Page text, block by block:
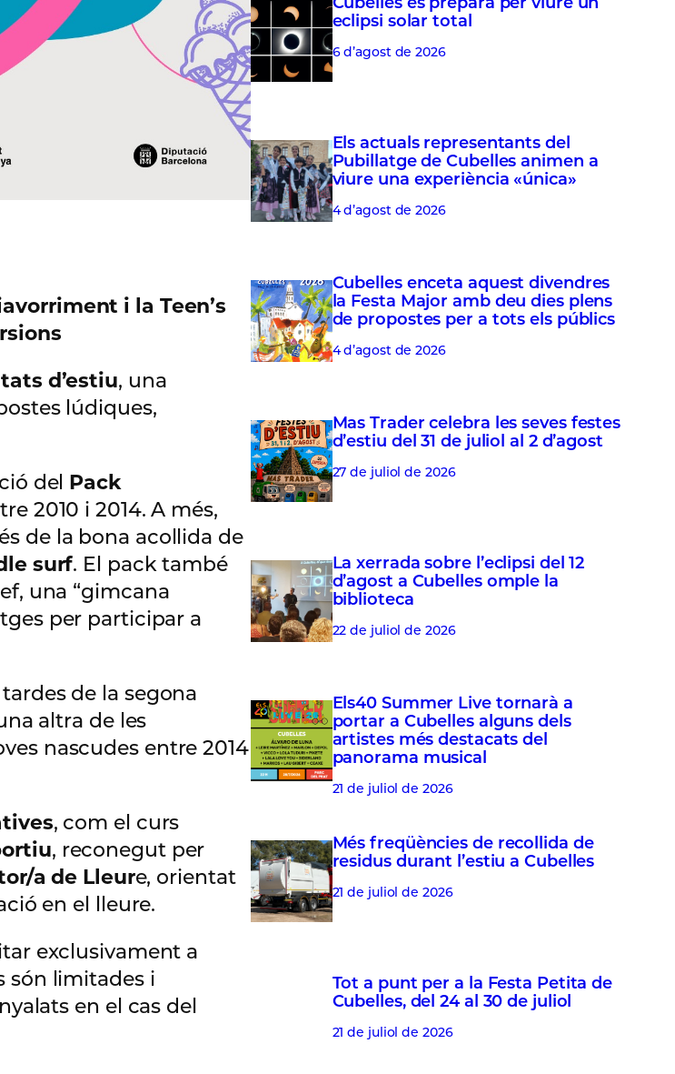
i la Teen’s
d’estiu, una
lúdiques,
del Pack
2010 i 2014. A més,
de la bona acollida de
surf. El pack també
una “gimcana
per participar a
de la segona
altra de les
nascudes entre 2014
, com el curs
, reconegut per
a de Lleure, orientat
en el lleure.
exclusivament a
són limitades i
en el cas del
eclipsi solar total
6 d’agost de 2026
Els actuals representants del
Pubillatge de Cubelles animen a
viure una experiència «única»
4 d’agost de 2026
Cubelles enceta aquest divendres
la Festa Major amb deu dies plens
de propostes per a tots els públics
4 d’agost de 2026
Mas Trader celebra les seves festes
d’estiu del 31 de juliol al 2 d’agost
27 de juliol de 2026
La xerrada sobre l’eclipsi del 12
d’agost a Cubelles omple la
biblioteca
22 de juliol de 2026
Els40 Summer Live tornarà a
portar a Cubelles alguns dels
artistes més destacats del
panorama musical
21 de juliol de 2026
Més freqüències de recollida de
residus durant l’estiu a Cubelles
21 de juliol de 2026
Tot a punt per a la Festa Petita de
Cubelles, del 24 al 30 de juliol
21 de juliol de 2026